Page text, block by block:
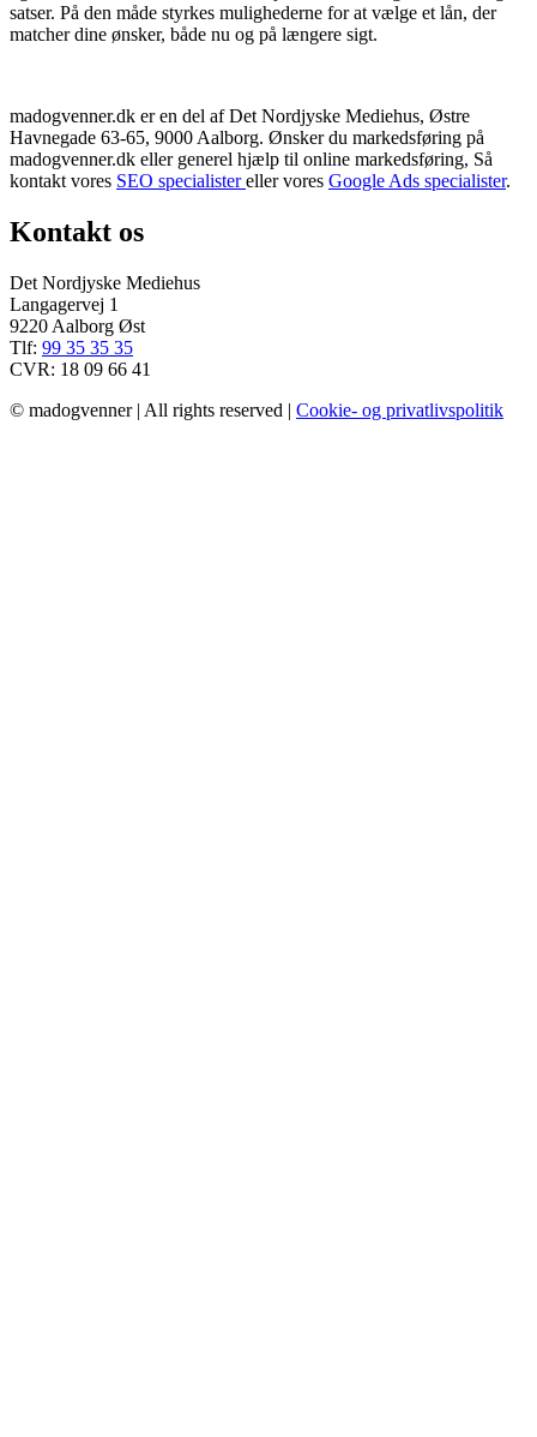
satser. På den måde styrkes mulighederne for at vælge et lån, der
matcher dine ønsker, både nu og på længere sigt.
madogvenner.dk er en del af Det Nordjyske Mediehus, Østre
Havnegade 63-65, 9000 Aalborg. Ønsker du markedsføring på
madogvenner.dk eller generel hjælp til online markedsføring, Så
kontakt vores SEO specialistereller vores Google Ads specialister.
Kontakt os
Det Nordjyske Mediehus
Langagervej 1
9220 Aalborg Øst
Tlf: 99 35 35 35
CVR: 18 09 66 41
© madogvenner | All rights reserved | Cookie- og privatlivspolitik